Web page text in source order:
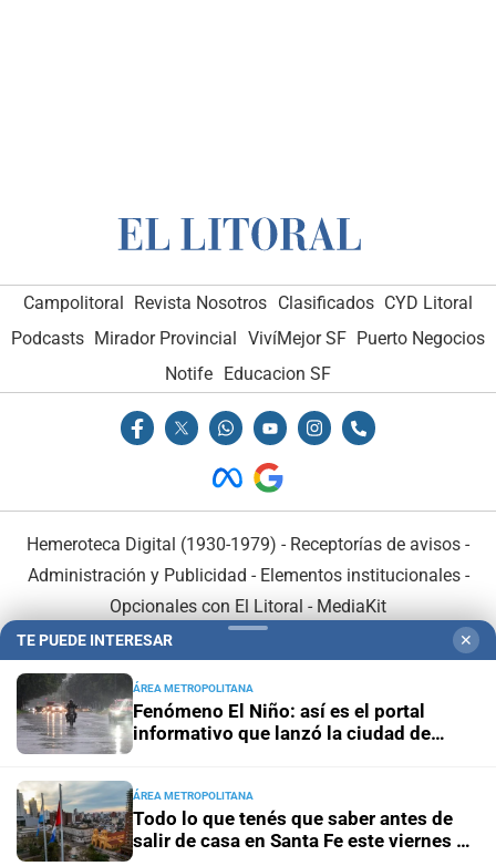
Campolitoral Revista Nosotros Clasificados CYD Litoral
Podcasts Mirador Provincial VivíMejor SF Puerto Negocios
Notife
Educacion SF
Hemeroteca Digital (1930-1979) - Receptorías de avisos -
Administración y Publicidad - Elementos institucionales-
Opcionales con El Litoral - MediaKit
En Asociación con:
TE PUEDE INTERESAR ✕
ÁREA METROPOLITANA
Fenómeno El Niño: así es el portal
informativo que lanzó la ciudad de
ÁREA METROPOLITANA
Todo lo que tenés que saber antes de
salir de casa en Santa Fe este viernes 7